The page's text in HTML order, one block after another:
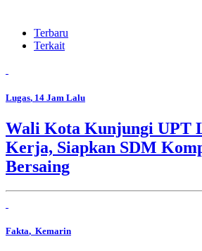
Terbaru
Terkait
Lugas, 14 Jam Lalu
Wali Kota Kunjungi UPT
Kerja, Siapkan SDM
Bersaing
Fakta, Kemarin